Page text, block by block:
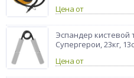
Бренд
Цена от
Эспандер кистевой
Супергерои, 23кг,
Цена от